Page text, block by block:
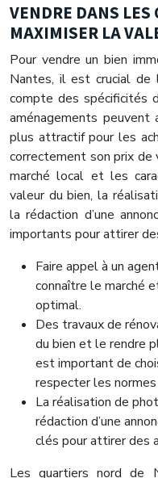
VENDRE DANS
MAXIMISER LA
Pour vendre un bien
Nantes, il est crucial
compte des spécificités
aménagements
plus attractif pour les
correctement son prix de
marché local et les
valeur du bien, la
la rédaction d’une
importants pour attirer
Faire appel à un
connaître le marché
optimal.
Des travaux de
du bien et le rendre
est important de
respecter les normes
La réalisation de
rédaction d’une
clés pour attirer des
Les quartiers nord de